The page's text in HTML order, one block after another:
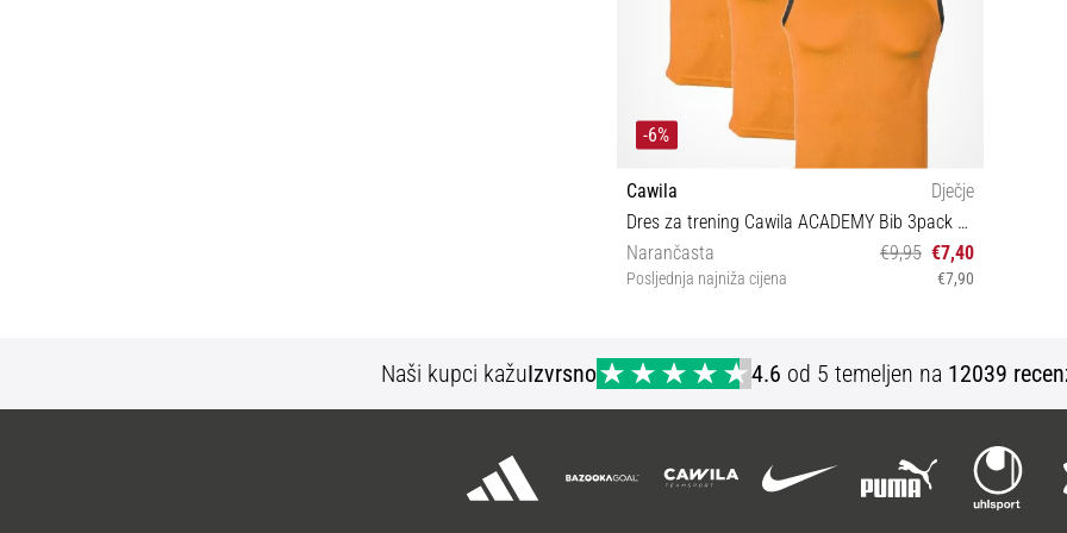
-6%
Cawila
Dječje
Dres za trening Cawila ACADEMY Bib 3pack Kids
Narančasta
€9,95 €7,40
Posljednja najniža cijena €7,90
Naši kupci kažuIzvrsno 4.6 od 5 temeljen na 12039